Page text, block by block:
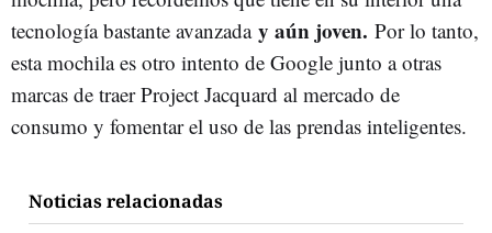
tecnología bastante avanzada y aún joven. Por lo tanto,
esta mochila es otro intento de Google junto a otras
marcas de traer Project Jacquard al mercado de
consumo y fomentar el uso de las prendas inteligentes.
Noticias relacionadas